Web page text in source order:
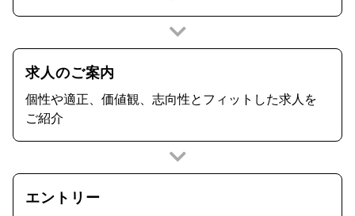
求人のご案内
個性や適正、価値観、志向性とフィットした求人を
ご紹介
エントリー